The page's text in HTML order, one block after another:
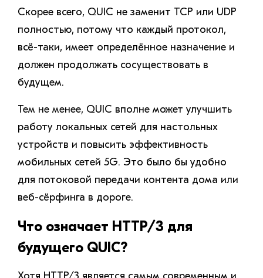
Скорее всего, QUIC не заменит TCP или UDP
полностью, потому что каждый протокол,
всё-таки, имеет определённое назначение и
должен продолжать сосуществовать в
будущем.
Тем не менее, QUIC вполне может улучшить
работу локальных сетей для настольных
устройств и повысить эффективность
мобильных сетей 5G. Это было бы удобно
для потоковой передачи контента дома или
веб-сёрфинга в дороге.
Что означает HTTP/3 для
будущего QUIC?